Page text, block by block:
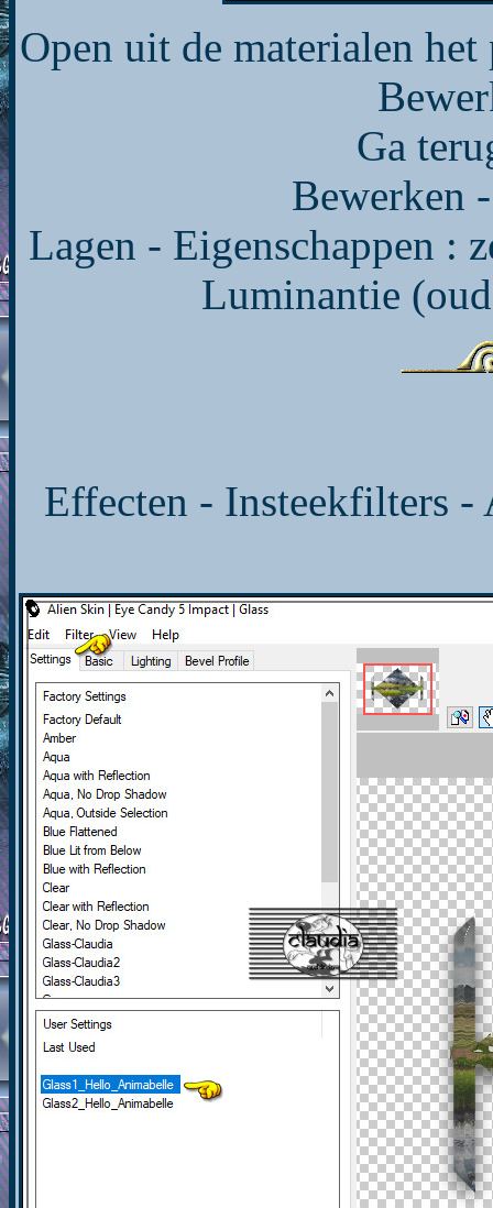
Open uit de materialen
Ga
Bewerken
Lagen - Eigenschappen :
Luminantie
Effecten - Insteekfilters